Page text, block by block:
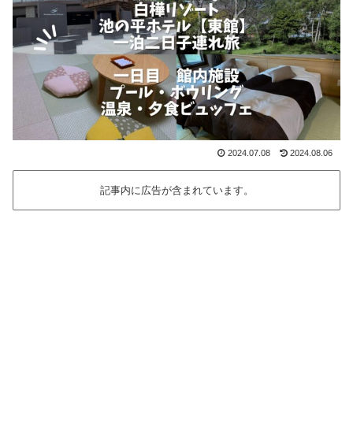
2024.07.08 2024.08.06
記事内に広告が含まれています。